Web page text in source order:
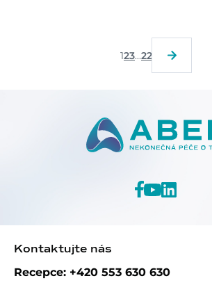
123...22
Kontaktujte nás
Recepce: +420 553 630 630